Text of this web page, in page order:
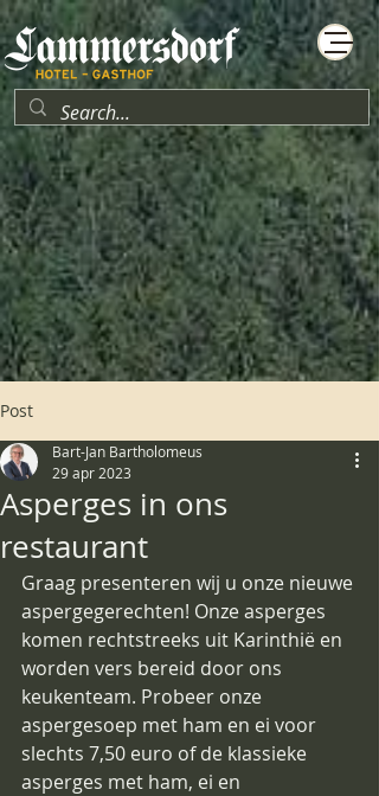
Post
Asperges in ons
restaurant
Bart-Jan Bartholomeus
29 apr 2023
Graag presenteren wij u onze nieuwe
aspergegerechten! Onze asperges
komen rechtstreeks uit Karinthië en
worden vers bereid door ons
keukenteam. Probeer onze
aspergesoep met ham en ei voor
slechts 7,50 euro of de klassieke
asperges met ham, ei en